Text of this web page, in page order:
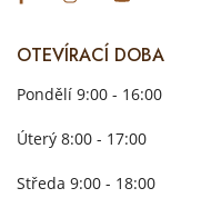
OTEVÍRACÍ DOBA
Pondělí 9:00 - 16:00
Úterý 8:00 - 17:00
Středa 9:00 - 18:00